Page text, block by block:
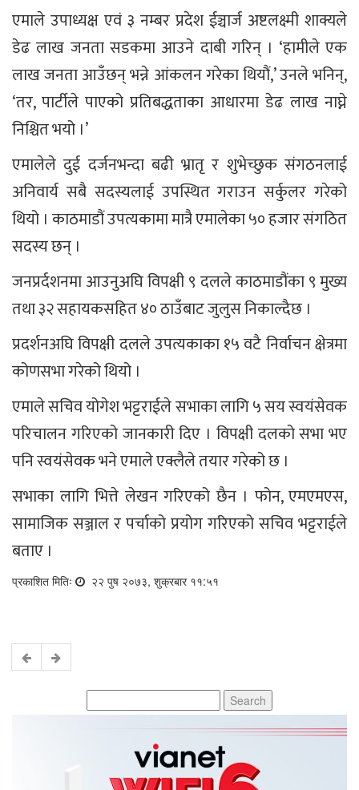
एमाले उपाध्यक्ष एवं ३ नम्बर प्रदेश ईञ्चार्ज अष्टलक्ष्मी शाक्यले
डेढ लाख जनता सडकमा आउने दाबी गरिन् । ‘हामीले एक
लाख जनता आउँछन् भन्ने आंकलन गरेका थियौं,’ उनले भनिन्,
‘तर, पार्टीले पाएको प्रतिबद्धताका आधारमा डेढ लाख नाघ्ने
निश्चित भयो ।’
एमालेले दुई दर्जनभन्दा बढी भ्रातृ र शुभेच्छुक संगठनलाई
अनिवार्य सबै सदस्यलाई उपस्थित गराउन सर्कुलर गरेको
थियो । काठमाडौं उपत्यकामा मात्रै एमालेका ५० हजार संगठित
सदस्य छन् ।
जनप्रर्दशनमा आउनुअघि विपक्षी ९ दलले काठमाडौंका ९ मुख्य
तथा ३२ सहायकसहित ४० ठाउँबाट जुलुस निकाल्दैछ ।
प्रदर्शनअघि विपक्षी दलले उपत्यकाका १५ वटै निर्वाचन क्षेत्रमा
कोणसभा गरेको थियो ।
एमाले सचिव योगेश भट्टराईले सभाका लागि ५ सय स्वयंसेवक
परिचालन गरिएको जानकारी दिए । विपक्षी दलको सभा भए
पनि स्वयंसेवक भने एमाले एक्लैले तयार गरेको छ ।
सभाका लागि भित्ते लेखन गरिएको छैन । फोन, एमएमएस,
सामाजिक सञ्जाल र पर्चाको प्रयोग गरिएको सचिव भट्टराईले
बताए ।
प्रकाशित मितिः २२ पुष २०७३, शुक्रबार ११:५१
for: